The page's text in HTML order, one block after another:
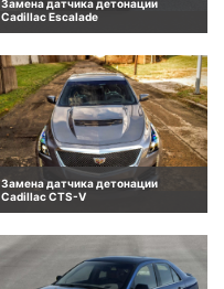
Замена датчика детонации
Cadillac Escalade
Замена датчика детонации
Cadillac CTS-V